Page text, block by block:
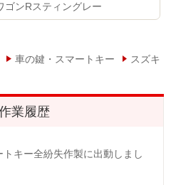
ゴンRスティングレー
車の鍵・スマートキー スズキ
業履歴
キー全紛失作製に出動しまし